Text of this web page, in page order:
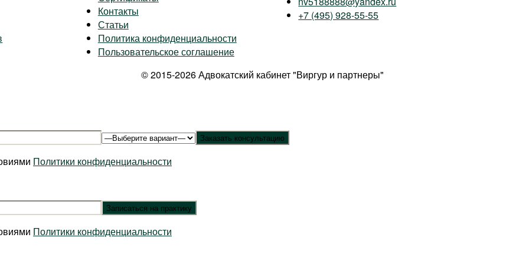
Контакты
Статьи
Политика конфиденциальности
Пользовательское соглашение
+7 (495) 928-55-55
© 2015-2026 Адвокатский кабинет "Виргур и партнеры"
Политики конфиденциальности
Политики конфиденциальности